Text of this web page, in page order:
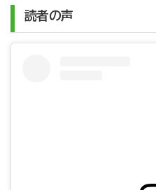
読者の声